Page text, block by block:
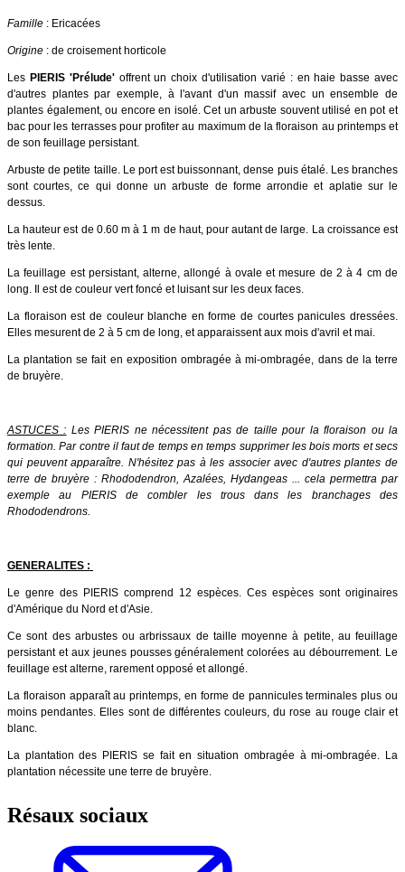
Famille : Ericacées
Origine : de croisement horticole
Les PIERIS 'Prélude'offrent un choix d'utilisation varié : en haie basse avec
d'autres plantes par exemple, à l'avant d'un massif avec un ensemble de
plantes également, ou encore en isolé. Cet un arbuste souvent utilisé en pot et
bac pour les terrasses pour profiter au maximum de la floraison au printemps et
de son feuillage persistant.
Arbuste de petite taille. Le port est buissonnant, dense puis étalé. Les branches
sont courtes, ce qui donne un arbuste de forme arrondie et aplatie sur le
dessus.
La hauteur est de 0.60 m à 1 m de haut, pour autant de large. La croissance est
très lente.
La feuillage est persistant, alterne, allongé à ovale et mesure de 2 à 4 cm de
long. Il est de couleur vert foncé et luisant sur les deux faces.
La floraison est de couleur blanche en forme de courtes panicules dressées.
Elles mesurent de 2 à 5 cm de long, et apparaissent aux mois d'avril et mai.
La plantation se fait en exposition ombragée à mi-ombragée, dans de la terre
de bruyère.
ASTUCES : Les PIERIS ne nécessitent pas de taille pour la floraison ou la
formation. Par contre il faut de temps en temps supprimer les bois morts et secs
qui peuvent apparaître. N'hésitez pas à les associer avec d'autres plantes de
terre de bruyère : Rhododendron, Azalées, Hydangeas ... cela permettra par
exemple au PIERIS de combler les trous dans les branchages des
Rhododendrons.
GENERALITES :
Le genre des PIERIS comprend 12 espèces. Ces espèces sont originaires
d'Amérique du Nord et d'Asie.
Ce sont des arbustes ou arbrissaux de taille moyenne à petite, au feuillage
persistant et aux jeunes pousses généralement colorées au débourrement. Le
feuillage est alterne, rarement opposé et allongé.
La floraison apparaît au printemps, en forme de pannicules terminales plus ou
moins pendantes. Elles sont de différentes couleurs, du rose au rouge clair et
blanc.
La plantation des PIERIS se fait en situation ombragée à mi-ombragée. La
plantation nécessite une terre de bruyère.
Résaux sociaux